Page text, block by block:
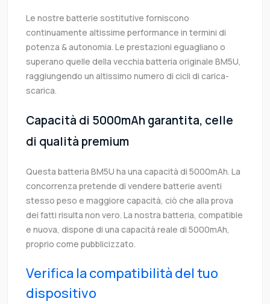
Le nostre batterie sostitutive forniscono
continuamente altissime performance in termini di
potenza & autonomia. Le prestazioni eguagliano o
superano quelle della vecchia batteria originale BM5U,
raggiungendo un altissimo numero di cicli di carica-
scarica.
Capacità di 5000mAh garantita, celle
di qualità premium
Questa batteria BM5U ha una capacità di 5000mAh. La
concorrenza pretende di vendere batterie aventi
stesso peso e maggiore capacità, ciò che alla prova
dei fatti risulta non vero. La nostra batteria, compatible
e nuova, dispone di una capacità reale di 5000mAh,
proprio come pubblicizzato.
Verifica la compatibilità del tuo
dispositivo